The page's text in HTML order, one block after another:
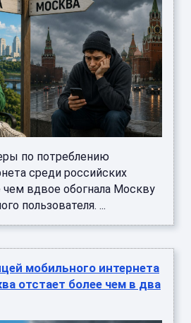
по потреблению
среди российских
вдвое обогнала Москву
пользователя. ...
мобильного интернета
отстает более чем в два